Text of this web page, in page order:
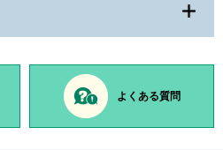
よくある質問